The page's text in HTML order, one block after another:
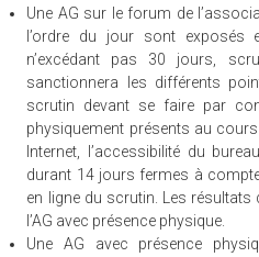
Une AG sur le forum de
l’ordre du jour sont exposés
n’excédant pas 30 jours,
sanctionnera les différents
scrutin devant se faire par
physiquement présents au
Internet, l’accessibilité du
durant 14 jours fermes à
en ligne du scrutin. Les résultats
l’AG avec présence physique.
Une AG avec présence